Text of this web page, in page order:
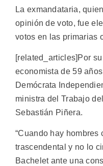
La exmandataria,
opinión de voto, fue
votos en las primarias
[related_articles]Por
economista de 59
Demócrata
ministra del Trabajo
Sebastián Piñera.
“Cuando hay
trascendental y no lo
Bachelet ante una